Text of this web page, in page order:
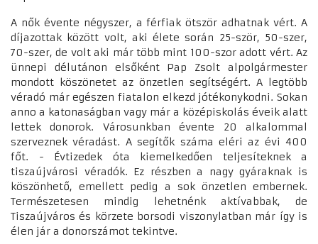
A nők évente négyszer, a férfiak ötször adhatnak vért. A
díjazottak között volt, aki élete során 25-ször, 50-szer,
70-szer, de volt aki már több mint 100-szor adott vért. Az
ünnepi délutánon elsőként Pap Zsolt alpolgármester
mondott köszönetet az önzetlen segítségért. A legtöbb
véradó már egészen fiatalon elkezd jótékonykodni. Sokan
anno a katonaságban vagy már a középiskolás éveik alatt
lettek donorok. Városunkban évente 20 alkalommal
szerveznek véradást. A segítők száma eléri az évi 400
főt. - Évtizedek óta kiemelkedően teljesíteknek a
tiszaújvárosi véradók. Ez részben a nagy gyáraknak is
köszönhető, emellett pedig a sok önzetlen embernek.
Természetesen mindig lehetnénk aktívabbak, de
Tiszaújváros és körzete borsodi viszonylatban már így is
élen jár a donorszámot tekintve.